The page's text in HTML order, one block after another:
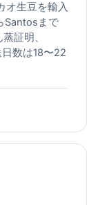
オ生豆を輸入
Santosまで
証明、
数は18〜22